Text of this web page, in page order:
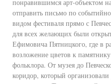
понравившимся арт-объектом
отправить письмо по
видом фестиваля прямо с
для всех желающих были
Ефимовича Пятницкого, где в
возложение цветов к
фольклора. От музея до
коридор, который